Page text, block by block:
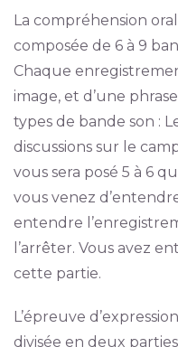
La compréhension
composée de 6 à 9
Chaque
image, et d’une
types de bande son :
discussions sur le
vous sera posé 5 à 6
vous venez
entendre
l’arrêter. Vous avez
cette partie.
L’épreuve
divisée en deux